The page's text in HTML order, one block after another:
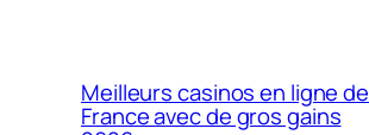
Meilleurs casinos en ligne de
France avec de gros gains